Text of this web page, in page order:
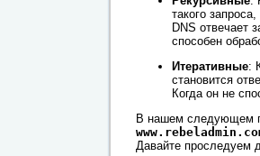
такого
DNS отвечает
способен
Итеративные:
становится
Когда он не
В нашем следующем
Давайте проследуем